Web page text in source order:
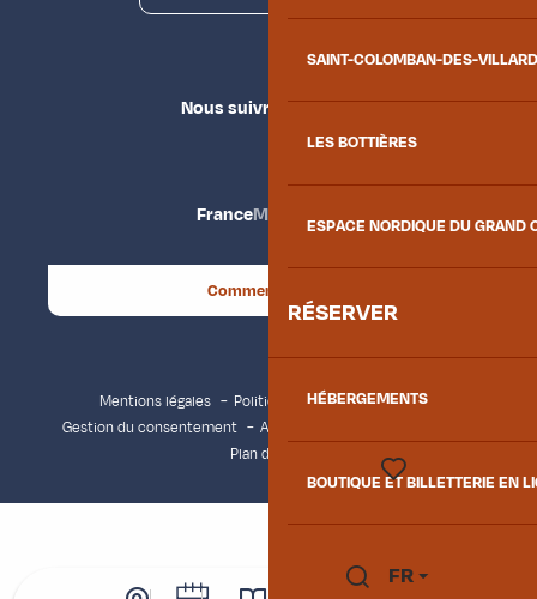
SAINT-COLOMBAN-DES-
LES BOTTIÈRES
ESPACE NORDIQUE DU GRAND
RÉSERVER
HÉBERGEMENTS
BOUTIQUE ET BILLETTERIE EN
FR
Nous suivre
FranceMaurienne
Comment venir ?
Mentions légales
Politique de confidentialité
Gestion du consentement
Accessibilité : non conforme
Plan du site